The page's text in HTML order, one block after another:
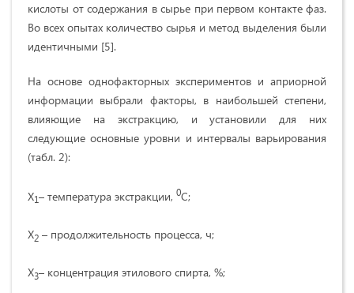
кислоты от содержания в сырье при первом контакте фаз.
Во всех опытах количество сырья и метод выделения были
идентичными [5].
На основе однофакторных экспериментов и априорной
информации выбрали факторы, в наибольшей степени,
влияющие на экстракцию, и установили для них
следующие основные уровни и интервалы варьирования
(табл. 2):
Х1– температура экстракции, 0С;
Х2 – продолжительность процесса, ч;
Х3– концентрация этилового спирта, %;